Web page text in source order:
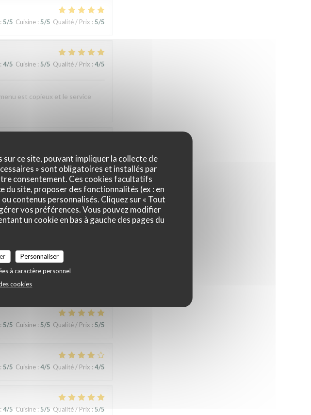
ce site, pouvant impliquer la collecte de
» sont obligatoires et installés par
consentement. Ces cookies facultatifs
site, proposer des fonctionnalités (ex : en
contenus personnalisés. Cliquez sur « Tout
vos préférences. Vous pouvez modifier
un cookie en bas à gauche des pages du
Personnaliser
à caractère personnel
cookies
5/5 Cuisine: 5/5 Qualité / Prix : 5/5
4/5 Cuisine: 5/5 Qualité / Prix : 4/5
est copieux et le service
sûrement dû à la viande et
pas ce restaurant,
5/5 Cuisine:5/5 Qualité / Prix
5/5 Cuisine: 5/5 Qualité / Prix : 5/5
5/5 Cuisine: 4/5 Qualité / Prix : 4/5
4/5 Cuisine: 5/5 Qualité / Prix : 5/5